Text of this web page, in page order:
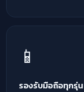
📱
รองรับมือถือทุกรุ่น